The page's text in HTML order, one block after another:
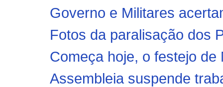
Governo e Militares
Fotos da paralisação dos
Começa hoje, o festejo
Assembleia suspende